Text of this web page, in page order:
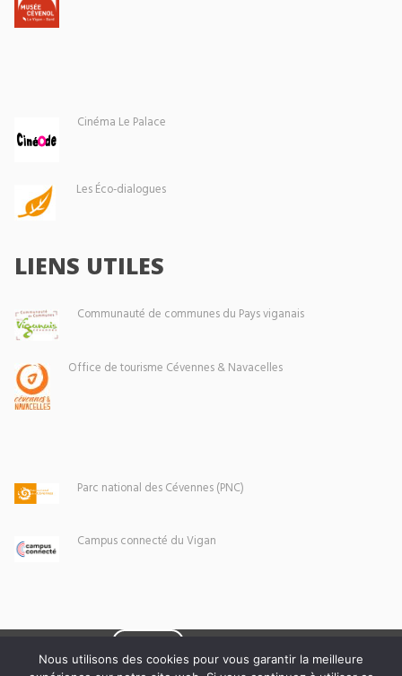
Cinéma Le Palace
Les Éco-dialogues
LIENS UTILES
Communauté de communes du Pays viganais
Office de tourisme Cévennes & Navacelles
Parc national des Cévennes (PNC)
Campus connecté du Vigan
Nous utilisons des cookies pour vous garantir la meilleure